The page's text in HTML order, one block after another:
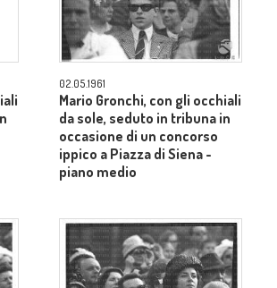
02.05.1961
Mario Gronchi, con gli occhiali
da sole, seduto in tribuna in
occasione di un concorso
ippico a Piazza di Siena -
piano medio